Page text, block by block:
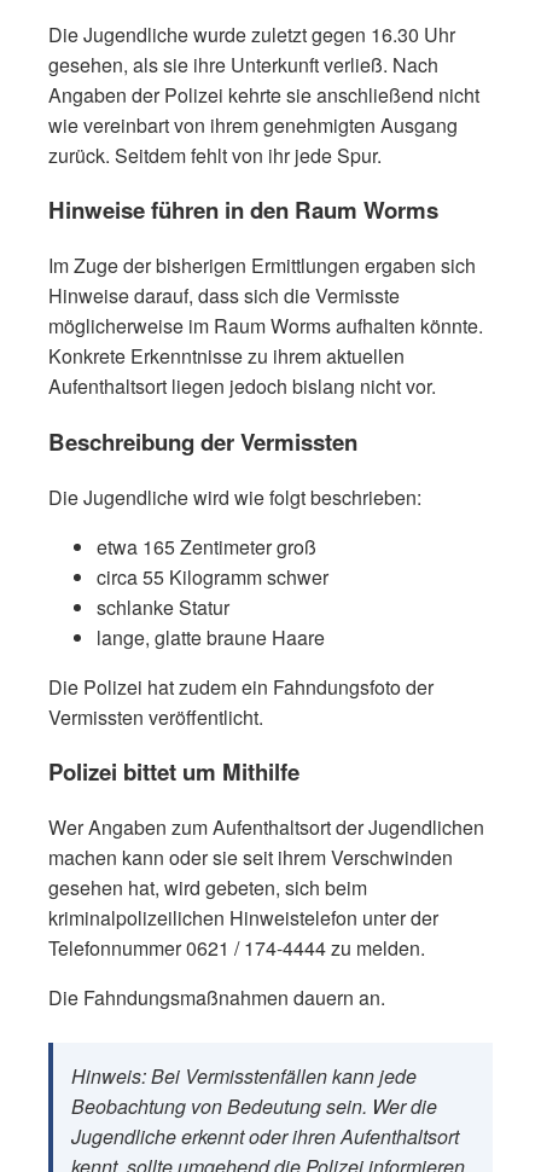
Die Jugendliche wurde zuletzt gegen 16.30 Uhr
gesehen, als sie ihre Unterkunft verließ. Nach
Angaben der Polizei kehrte sie anschließend nicht
wie vereinbart von ihrem genehmigten Ausgang
zurück. Seitdem fehlt von ihr jede Spur.
Hinweise führen in den Raum Worms
Im Zuge der bisherigen Ermittlungen ergaben sich
Hinweise darauf, dass sich die Vermisste
möglicherweise im Raum Worms aufhalten könnte.
Konkrete Erkenntnisse zu ihrem aktuellen
Aufenthaltsort liegen jedoch bislang nicht vor.
Beschreibung der Vermissten
Die Jugendliche wird wie folgt beschrieben:
etwa 165 Zentimeter groß
circa 55 Kilogramm schwer
schlanke Statur
lange, glatte braune Haare
Die Polizei hat zudem ein Fahndungsfoto der
Vermissten veröffentlicht.
Polizei bittet um Mithilfe
Wer Angaben zum Aufenthaltsort der Jugendlichen
machen kann oder sie seit ihrem Verschwinden
gesehen hat, wird gebeten, sich beim
kriminalpolizeilichen Hinweistelefon unter der
Telefonnummer 0621 / 174-4444 zu melden.
Die Fahndungsmaßnahmen dauern an.
Hinweis: Bei Vermisstenfällen kann jede
Beobachtung von Bedeutung sein. Wer die
Jugendliche erkennt oder ihren Aufenthaltsort